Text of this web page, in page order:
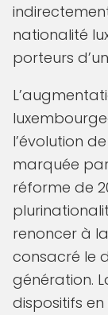
nationalité
porteurs
l’évolution
marquée
réforme de
renoncer à
consacré le
génération.
dispositifs